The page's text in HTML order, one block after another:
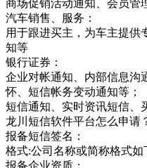
商场促销活动通知、会员管
汽车销售、服务：
用于跟进买主，为车主提供
知等
银行证券：
企业对帐通知、内部信息沟
怀、短信帐务变动通知等；
短信通知、实时资讯短信、
龙川短信软件平台怎么申请
报备短信签名：
格式:公司名称或简称格式如
报备企业资质：